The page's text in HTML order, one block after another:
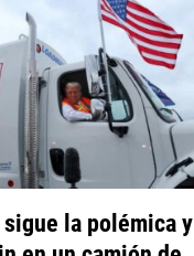
sigue la polémica y